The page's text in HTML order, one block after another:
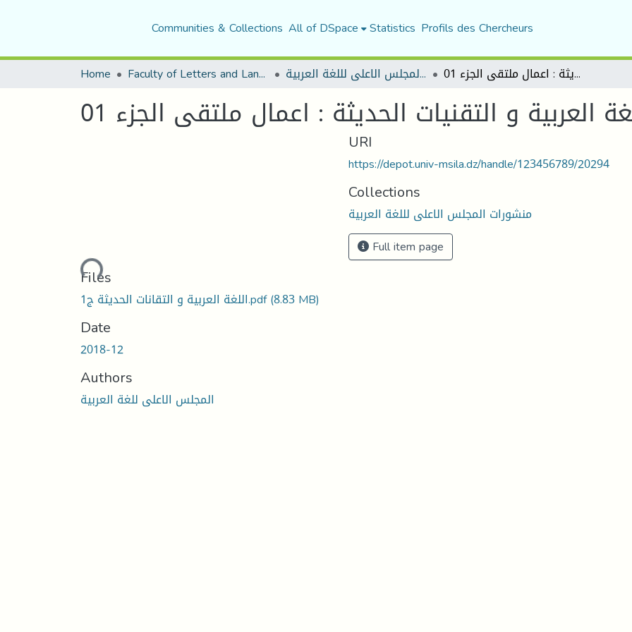
Communities & Collections All of DSpace Statistics Profils des Chercheurs
Home Faculty of Letters and Languages منشورات المجلس الاعلى لللغة العربية اللغة العربية و التقنيات الحديثة : اعمال ملتقى الجزء 01
العربية و التقنيات الحديثة : اعمال ملتقى الجزء 01
Loading...
Files
اللغة العربية و التقانات الحديثة ج1.pdf(8.83 MB)
Date
2018-12
Authors
المجلس الاعلى للغة العربية
URI
https://depot.univ-msila.dz/handle/123456789/20294
Collections
منشورات المجلس الاعلى لللغة العربية
Full item page